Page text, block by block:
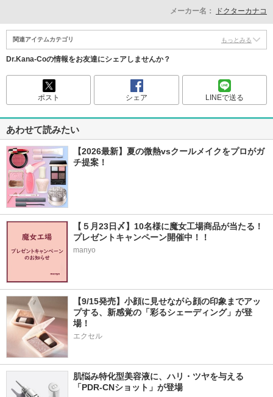
メーカー名： ドクターカナコ
関連アイテムカテゴリ もっとみる
Dr.Kana-Coの情報をお友達にシェアしませんか？
ポスト シェア LINEで送る
あわせて読みたい
【2026最新】夏の微熱vsクールメイクをプロがガ
チ提案！
【５月23日〆】10名様に魔女工場商品が当たる！
プレゼントキャンペーン開催中！！
manyo
【9/15発売】小顔に見せながら顔の印象までアッ
プする、新感覚の「彩るシェーディング」が登
場！
エクセル
肌悩み特化型美容液に、ハリ・ツヤを与える
「PDR-CNショット」が登場